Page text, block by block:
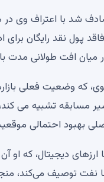
شد با اعتراف وی
پول نقد رایگان برای
افت طولانی مدت
که وضعیت فعلی
مسابقه تشبیه می
بهبود احتمالی
دیجیتال، که او
نفت توصیف می‌کند،